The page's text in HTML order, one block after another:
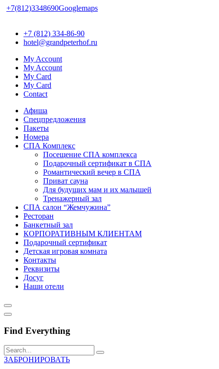
+7(812)3348690Googlemaps
+7 (812) 334-86-90
hotel@grandpeterhof.ru
My Account
My Account
My Card
My Card
Contact
Афиша
Спецпредложения
Пакеты
Номера
СПА Комплекс
Посещение СПА комплекса
Подарочный сертификат в СПА
Романтический вечер в СПА
Приват сауна
Для будущих мам и их малышей
Тренажерный зал
СПА салон “Жемчужина”
Ресторан
Банкетный зал
КОРПОРАТИВНЫМ КЛИЕНТАМ
Подарочный сертификат
Детская игровая комната
Контакты
Реквизиты
Досуг
Наши отели
Find Everything
ЗАБРОНИРОВАТЬ